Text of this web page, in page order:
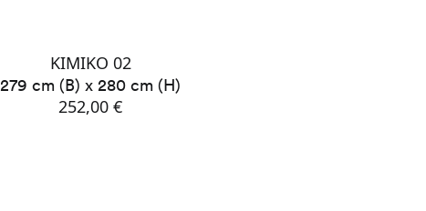
KIMIKO 02
279 cm (B) x 280 cm (H)
252,00 €